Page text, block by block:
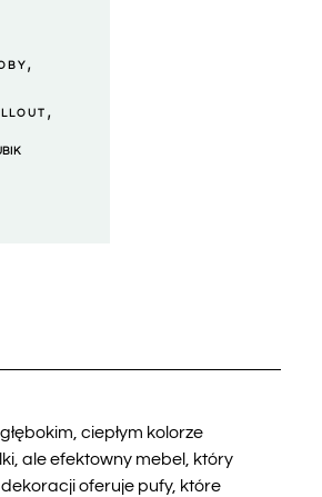
,
,
ciepłym kolorze
ale efektowny mebel, który
oferuje pufy, które